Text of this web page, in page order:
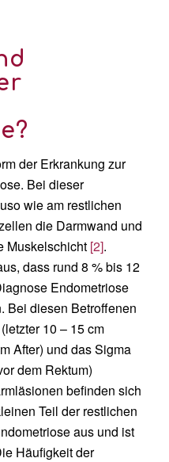
der Erkrankung zur
Bei dieser
wie am restlichen
die Darmwand und
Muskelschicht [2].
dass rund 8 % bis 12
Endometriose
Bei diesen Betroffenen
10 – 15 cm
After) und das Sigma
dem Rektum)
befinden sich
Teil der restlichen
aus und ist
Häufigkeit der